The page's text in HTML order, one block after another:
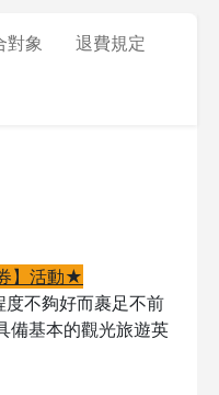
對象 退費規定
】活動★
不夠好而裹足不前
備基本的觀光旅遊英